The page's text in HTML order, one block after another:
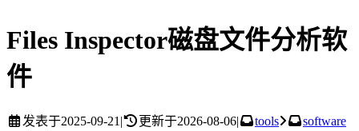
Files Inspector磁盘文件分析软
件
发表于2025-09-21 | 更新于2026-08-06| tools
software